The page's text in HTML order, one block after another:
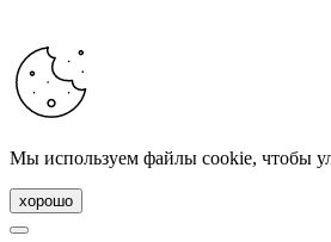
Мы используем файлы cookie, чтобы
хорошо